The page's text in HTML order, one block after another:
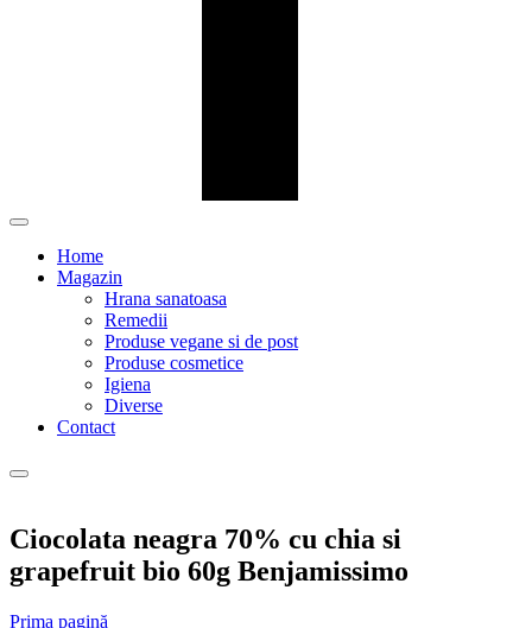
Home
Magazin
Hrana sanatoasa
Remedii
Produse vegane si de post
Produse cosmetice
Igiena
Diverse
Contact
Ciocolata neagra 70% cu chia si
grapefruit bio 60g Benjamissimo
Prima pagină